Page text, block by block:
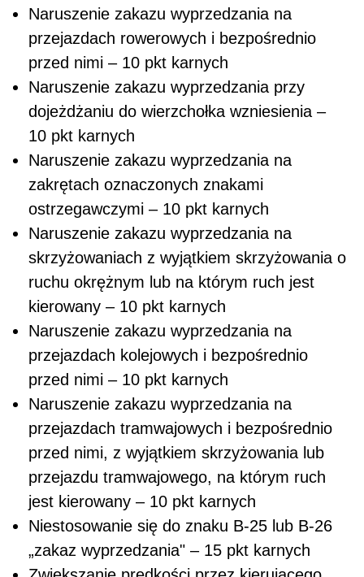
Naruszenie zakazu wyprzedzania na
przejazdach rowerowych i bezpośrednio
przed nimi – 10 pkt karnych
Naruszenie zakazu wyprzedzania przy
dojeżdżaniu do wierzchołka wzniesienia –
10 pkt karnych
Naruszenie zakazu wyprzedzania na
zakrętach oznaczonych znakami
ostrzegawczymi – 10 pkt karnych
Naruszenie zakazu wyprzedzania na
skrzyżowaniach z wyjątkiem skrzyżowania o
ruchu okrężnym lub na którym ruch jest
kierowany – 10 pkt karnych
Naruszenie zakazu wyprzedzania na
przejazdach kolejowych i bezpośrednio
przed nimi – 10 pkt karnych
Naruszenie zakazu wyprzedzania na
przejazdach tramwajowych i bezpośrednio
przed nimi, z wyjątkiem skrzyżowania lub
przejazdu tramwajowego, na którym ruch
jest kierowany – 10 pkt karnych
Niestosowanie się do znaku B-25 lub B-26
„zakaz wyprzedzania" – 15 pkt karnych